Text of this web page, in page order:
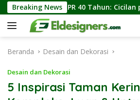
Langsung
ke
konten
Breaking News
40 Tahun: Cicilan per Bulan,
Beranda Desain dan Dekorasi
Desain dan Dekorasi
5 Inspirasi Taman